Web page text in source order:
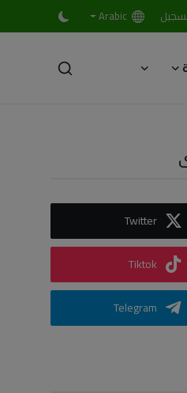
Arabic
Twitter
Tiktok
Telegram